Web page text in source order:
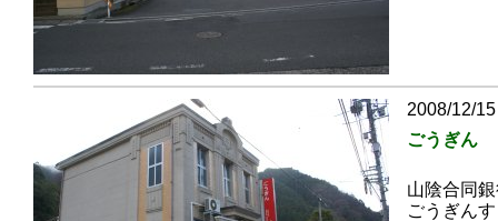
2008/12/
ごうぎん
山陰合同
ごうぎん